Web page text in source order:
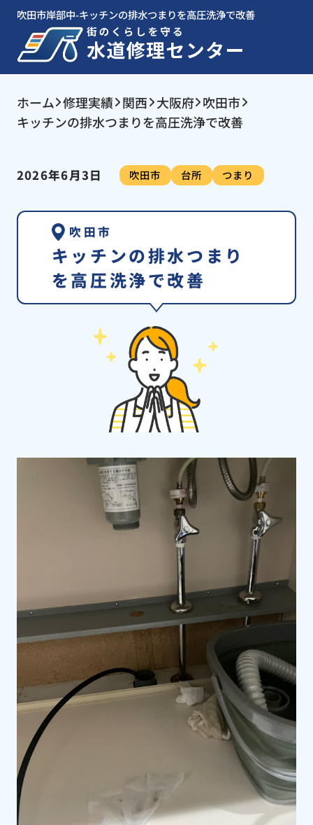
吹田市岸部中-キッチンの排水つまりを高圧洗浄で改善
ホーム 修理実績 関西 大阪府 吹田市
キッチンの排水つまりを高圧洗浄で改善
2026年6月3日 吹田市 台所 つまり
吹田市
キッチンの排水つまり
を高圧洗浄で改善